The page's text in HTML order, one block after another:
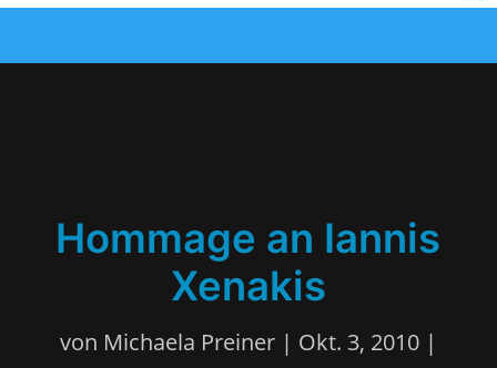
Hommage an Iannis
Xenakis
von Michaela Preiner| Okt. 3, 2010|